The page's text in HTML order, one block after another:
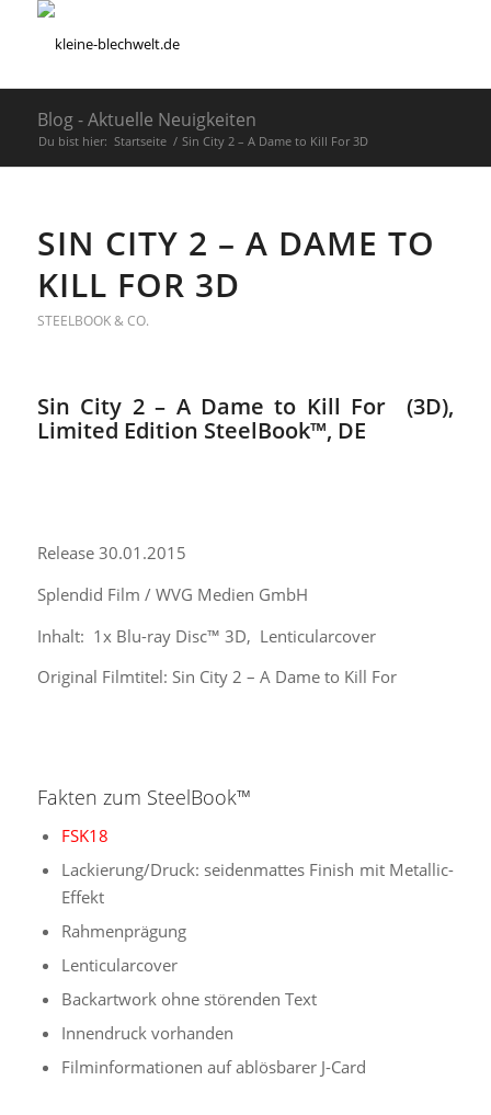
Blog - Aktuelle Neuigkeiten
Du bist hier: Startseite / Sin City 2 – A Dame to Kill For 3D
SIN CITY 2 – A DAME TO
KILL FOR 3D
STEELBOOK & CO.
Sin City 2 – A Dame to Kill For (3D),
Limited Edition SteelBook™, DE
Release 30.01.2015
Splendid Film / WVG Medien GmbH
Inhalt: 1x Blu-ray Disc™ 3D, Lenticularcover
Original Filmtitel: Sin City 2 – A Dame to Kill For
Fakten zum SteelBook™
FSK18
Lackierung/Druck: seidenmattes Finish mit Metallic-
Effekt
Rahmenprägung
Lenticularcover
Backartwork ohne störenden Text
Innendruck vorhanden
Filminformationen auf ablösbarer J-Card